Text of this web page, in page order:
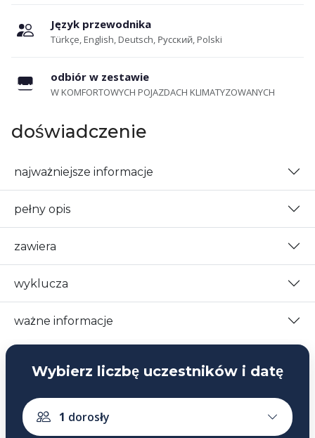
Język przewodnika
Türkçe, English, Deutsch, Русский, Polski
odbiór w zestawie
W KOMFORTOWYCH POJAZDACH KLIMATYZOWANYCH
doświadczenie
najważniejsze informacje
pełny opis
zawiera
wyklucza
ważne informacje
Wybierz liczbę uczestników i datę
1 dorosły